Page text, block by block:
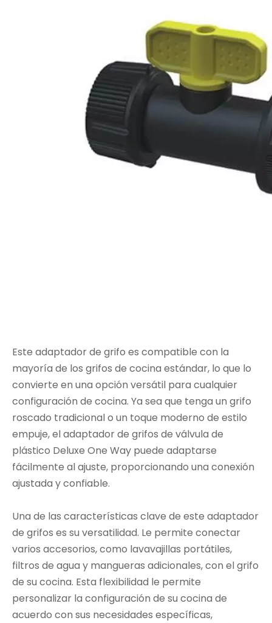
Este adaptador de grifo es compatible con la
mayoría de los grifos de cocina estándar, lo que lo
convierte en una opción versátil para cualquier
configuración de cocina. Ya sea que tenga un grifo
roscado tradicional o un toque moderno de estilo
empuje, el adaptador de grifos de válvula de
plástico Deluxe One Way puede adaptarse
fácilmente al ajuste, proporcionando una conexión
ajustada y confiable.
Una de las características clave de este adaptador
de grifos es su versatilidad. Le permite conectar
varios accesorios, como lavavajillas portátiles,
filtros de agua y mangueras adicionales, con el grifo
de su cocina. Esta flexibilidad le permite
personalizar la configuración de su cocina de
acuerdo con sus necesidades específicas,